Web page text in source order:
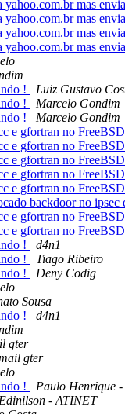
mas
mas
mas
mas
!
Luiz Gustavo
!
Marcelo Gondim
!
Marcelo Gondim
e gfortran no
e gfortran no
e gfortran no
e gfortran no
e gfortran no
backdoor no ipsec
e gfortran no
e gfortran no
!
d4n1
!
Tiago Ribeiro
!
Deny Codig
Sousa
!
d4n1
gter
gter
!
Paulo Henrique
- ATINET